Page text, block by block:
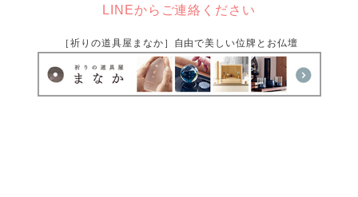
LINEからご連絡ください
［祈りの道具屋まなか］自由で美しい位牌とお仏壇